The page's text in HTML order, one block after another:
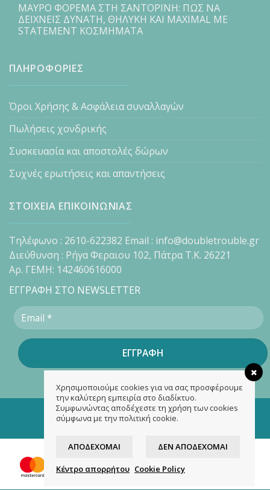
ΜΑΥΡΟ ΦΟΡΕΜΑ ΣΤΗ ΣΑΝΤΟΡΙΝΗ: ΠΩΣ ΝΑ
ΔΕΙΧΝΕΙΣ ΔΥΝΑΤΗ, ΘΗΛΥΚΗ ΚΑΙ MAXIMAL ΜΕ
STATEMENT ΚΟΣΜΗΜΑΤΑ
ΠΛΗΡΟΦΟΡΙΕΣ
Όροι Χρήσης & Ασφάλεια συναλλαγών
Πωλήσεις χονδρικής
Συσκευασία και αποστολές δώρων
Συχνές ερωτήσεις και απαντήσεις
ΣΤΟΙΧΕΙΑ ΕΠΙΚΟΙΝΩΝΙΑΣ
Τηλέφωνο : 2610-622382 Email : info@doubletrouble.gr
Διεύθυνση : Ρήγα Φεραιου 102, Πάτρα Τ.Κ. 26221
Αρ. ΓΕΜΗ: 142460616000
ΕΓΓΡΑΦΗ ΣΤΟ NEWSLETTER
Copyright 2026 ©doubletrouble.gr
Designed & developed by
Χρησιμοποιούμε cookies για να σας προσφέρουμε
την καλύτερη εμπειρία στο διαδίκτυο.
Συμφωνώντας αποδέχεστε τη χρήση των cookies
σύμφωνα με την πολιτική cookie.
ΑΠΟΔΈΧΟΜΑΙ ΔΕΝ ΑΠΟΔΈΧΟΜΑΙ
Κέντρο απορρήτου Cookie Policy